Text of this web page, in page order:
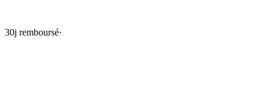
30j remboursé·